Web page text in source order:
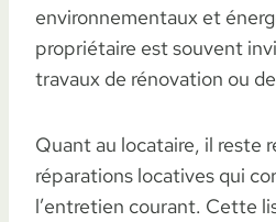
environnementaux et
propriétaire est souvent
travaux de rénovation ou
Quant au locataire, il reste
réparations locatives qui
l’entretien courant. Cette